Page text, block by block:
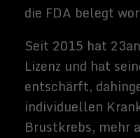
Sollte eine Erbgutanalyse
erhöhtes Risiko zu einer
lebensbedrohlichen
ist es auf jeden Fall ratsam
hinzu zuziehen. Eine
sollte dann angefordert
fehlerhaftes Ergebnis